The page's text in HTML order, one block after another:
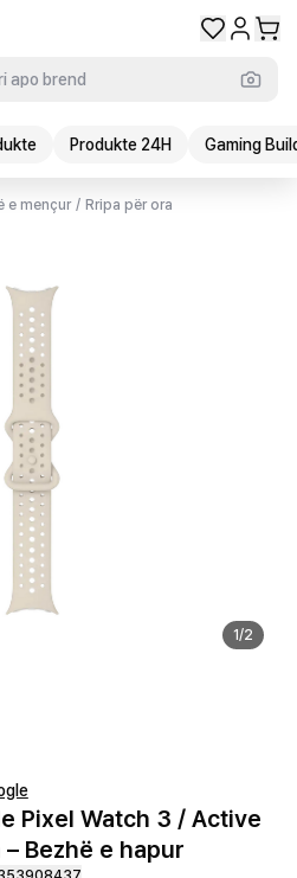
apo brend
Produkte 24H Gaming
e mençur / Rripa për ora
1/2
Pixel Watch 3 / Active
Bezhë e hapur